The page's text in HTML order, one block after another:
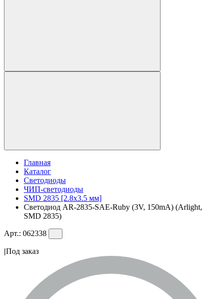
Главная
Каталог
Светодиоды
ЧИП-светодиоды
SMD 2835 [2.8x3.5 мм]
Светодиод AR-2835-SAE-Ruby (3V, 150mA) (Arlight,
SMD 2835)
Арт.: 062338
|Под заказ